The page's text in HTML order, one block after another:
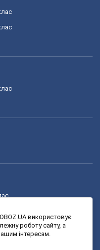
використовує
роботу сайту, а
інтересам.